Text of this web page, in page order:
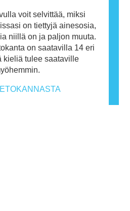
voit selvittää, miksi
on tiettyjä ainesosia,
niillä on ja paljon muuta.
on saatavilla 14 eri
kieliä tulee saataville